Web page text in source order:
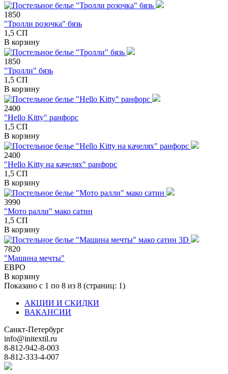
1850
"Тролли розочка" бязь
1,5 СП
В корзину
1850
"Тролли" бязь
1,5 СП
В корзину
2400
"Hello Kitty" ранфорс
1,5 СП
В корзину
2400
"Hello Kitty на качелях" ранфорс
1,5 СП
В корзину
3990
"Мото ралли" мако сатин
1,5 СП
В корзину
7820
"Машина мечты"
ЕВРО
В корзину
Показано с 1 по 8 из 8 (страниц: 1)
АКЦИИ И СКИДКИ
ВАКАНСИИ
Санкт-Петербург
info@initextil.ru
8-812-942-8-003
8-812-333-4-007